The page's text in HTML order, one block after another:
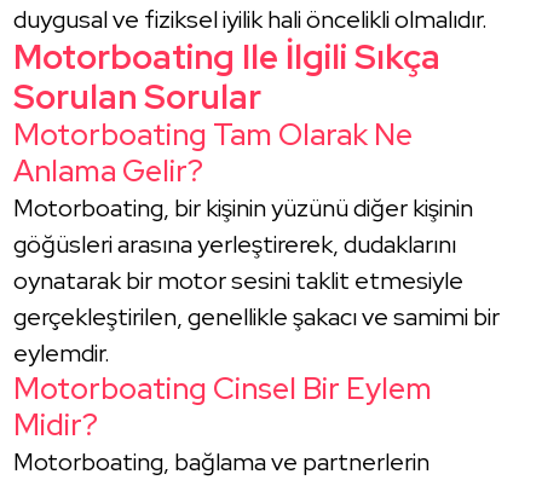
duygusal ve fiziksel iyilik hali öncelikli olmalıdır.
Motorboating Ile İlgili Sıkça
Sorulan Sorular
Motorboating Tam Olarak Ne
Anlama Gelir?
Motorboating, bir kişinin yüzünü diğer kişinin
göğüsleri arasına yerleştirerek, dudaklarını
oynatarak bir motor sesini taklit etmesiyle
gerçekleştirilen, genellikle şakacı ve samimi bir
eylemdir.
Motorboating Cinsel Bir Eylem
Midir?
Motorboating, bağlama ve partnerlerin